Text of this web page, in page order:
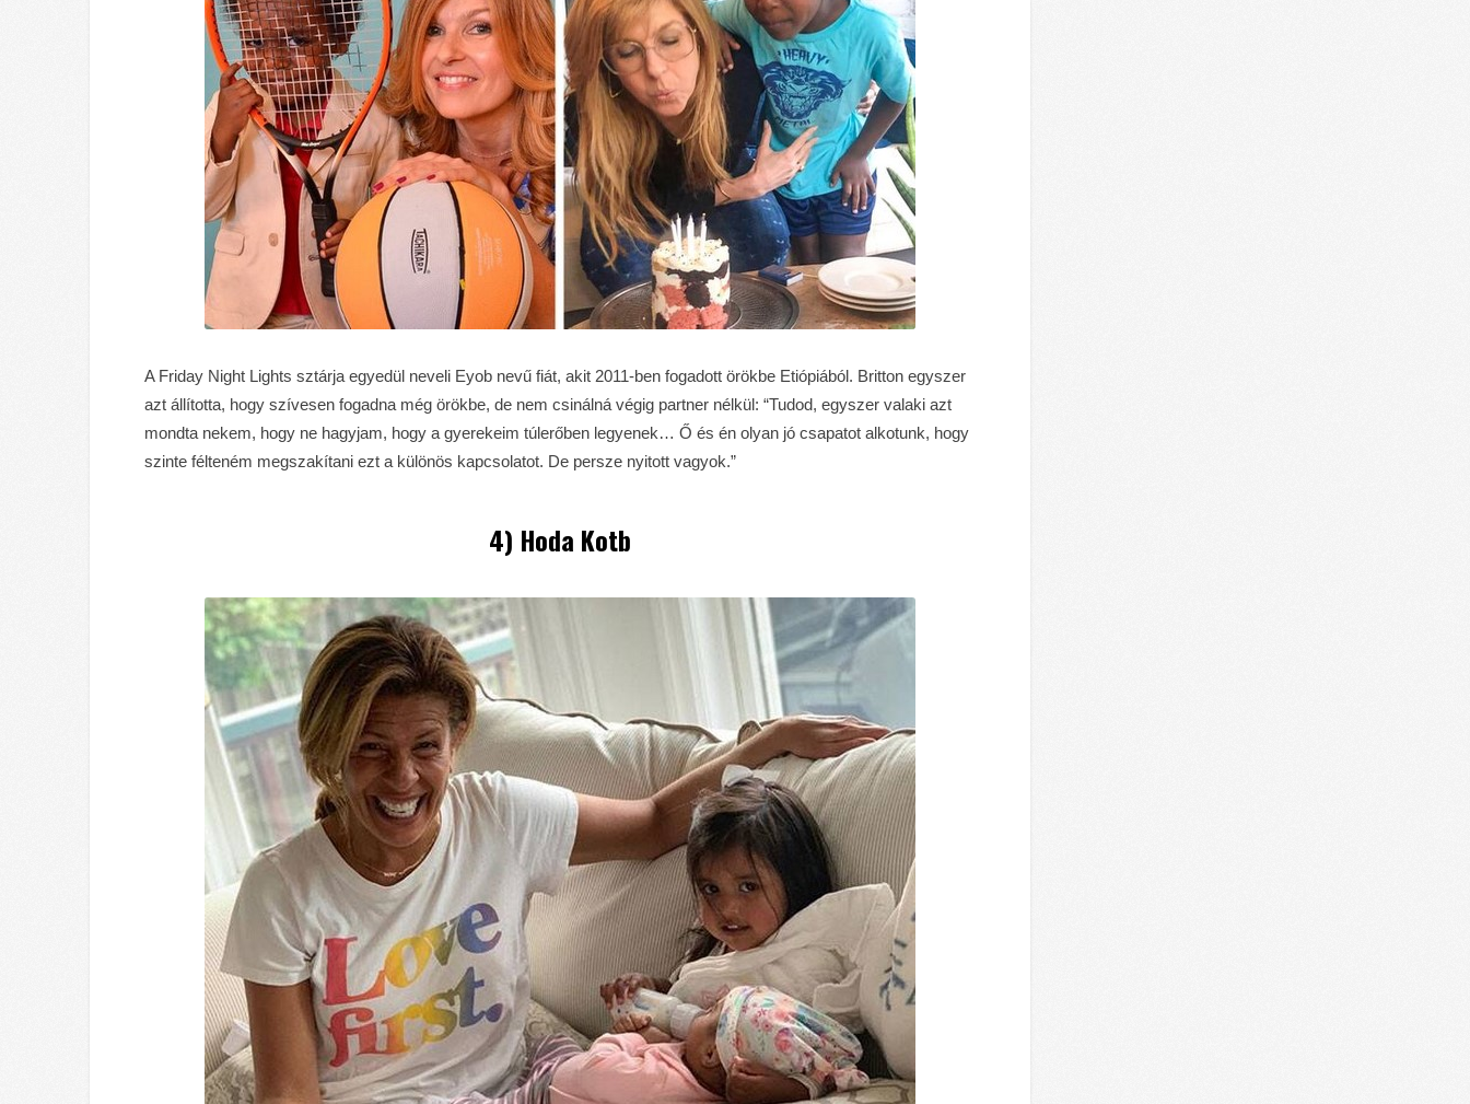
A Friday Night Lights sztárja egyedül neveli Eyob nevű fiát, akit 2011-ben fogadott örökbe Etiópiából. Britton egyszer
azt állította, hogy szívesen fogadna még örökbe, de nem csinálná végig partner nélkül: “Tudod, egyszer valaki azt
mondta nekem, hogy ne hagyjam, hogy a gyerekeim túlerőben legyenek… Ő és én olyan jó csapatot alkotunk, hogy
szinte félteném megszakítani ezt a különös kapcsolatot. De persze nyitott vagyok.”
4) Hoda Kotb